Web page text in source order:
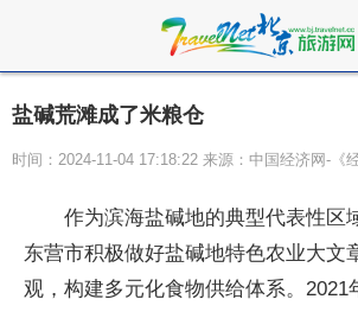
盐碱荒滩成了米粮仓
时间：2024-11-04 17:18:22 来源：中国经济网-《
作为滨海盐碱地的典型代表性区
东营市积极做好盐碱地特色农业大文
观，构建多元化食物供给体系。2021